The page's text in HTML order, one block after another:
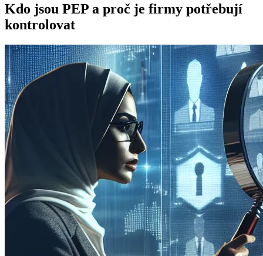
Kdo jsou PEP a proč je firmy potřebují
kontrolovat